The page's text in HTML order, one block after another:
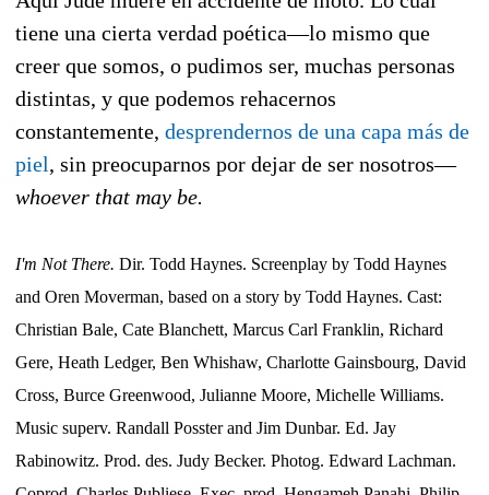
tiene una cierta verdad poética—lo mismo que
creer que somos, o pudimos ser, muchas personas
distintas, y que podemos rehacernos
constantemente, desprendernos de una capa más de
piel, sin preocuparnos por dejar de ser nosotros—
whoever that may be.
I'm Not There. Dir. Todd Haynes. Screenplay by Todd Haynes
and Oren Moverman, based on a story by Todd Haynes. Cast:
Christian Bale, Cate Blanchett, Marcus Carl Franklin, Richard
Gere, Heath Ledger, Ben Whishaw, Charlotte Gainsbourg, David
Cross, Burce Greenwood, Julianne Moore, Michelle Williams.
Music superv. Randall Posster and Jim Dunbar. Ed. Jay
Rabinowitz. Prod. des. Judy Becker. Photog. Edward Lachman.